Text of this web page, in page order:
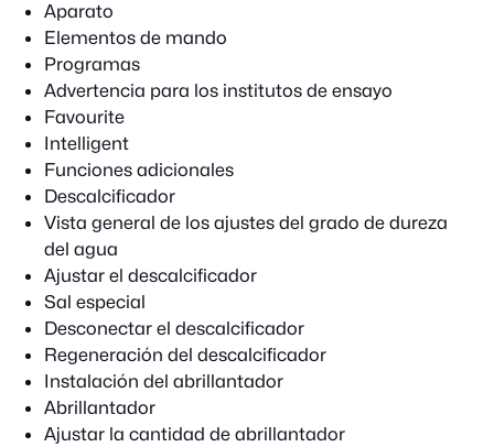
Aparato
Elementos de mando
Programas
Advertencia para los institutos de ensayo
Favourite
Intelligent
Funciones adicionales
Descalcificador
Vista general de los ajustes del grado de dureza
del agua
Ajustar el descalcificador
Sal especial
Desconectar el descalcificador
Regeneración del descalcificador
Instalación del abrillantador
Abrillantador
Ajustar la cantidad de abrillantador